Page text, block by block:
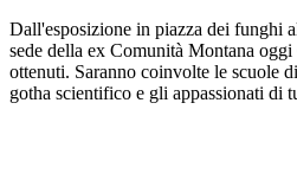
Dall'esposizione in piazza dei funghi
sede della ex Comunità Montana
ottenuti. Saranno coinvolte le scuole
gotha scientifico e gli appassionati di